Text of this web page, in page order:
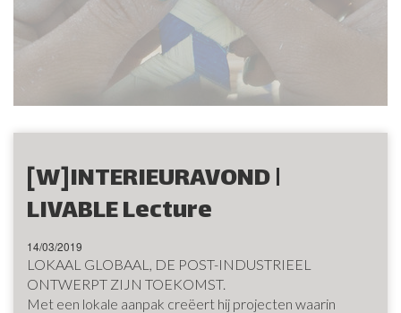
[W]INTERIEURAVOND |
LIVABLE Lecture
14/03/2019
LOKAAL GLOBAAL, DE POST-INDUSTRIEEL
ONTWERPT ZIJN TOEKOMST.
Met een lokale aanpak creëert hij projecten waarin